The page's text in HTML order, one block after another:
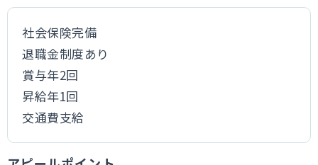
社会保険完備
退職金制度あり
賞与年2回
昇給年1回
交通費支給